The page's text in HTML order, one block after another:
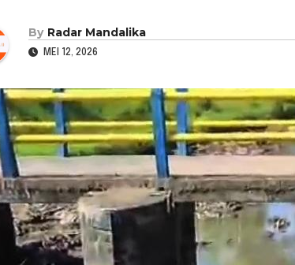
By Radar Mandalika
MEI 12, 2026